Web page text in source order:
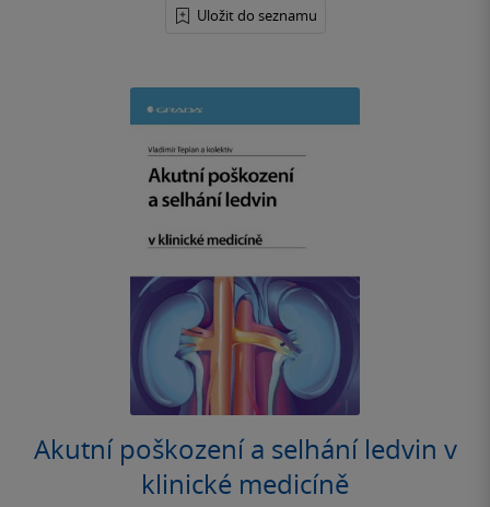
Uložit do seznamu
Akutní poškození a selhání ledvin v
klinické medicíně